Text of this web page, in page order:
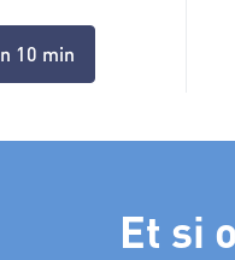
10 min
Et si